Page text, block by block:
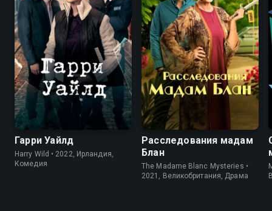
7.6 7.2
Гарри Уайлд
Harry Wild • 2022, Ирландия,
Комедия
7.6 7.1
Расследования мадам
Блан
The Madame Blanc Mysteries •
2021, Великобритания, Драма